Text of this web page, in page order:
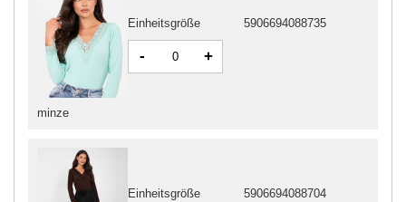
minze
Einheitsgröße 5906694088735
- +
Einheitsgröße 5906694088704